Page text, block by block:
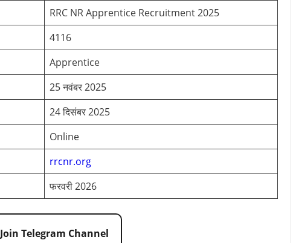
RRC NR Apprentice Recruitment 2025
4116
Apprentice
25 नवंबर 2025
24 दिसंबर 2025
Online
rrcnr.org
फरवरी 2026
Join Telegram Channel